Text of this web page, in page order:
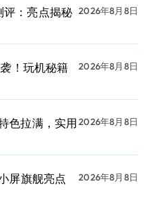
评：亮点揭秘 2026年8月8日
！玩机秘籍
2026年8月8日
色拉满，实用2026年8月8日
屏旗舰亮点
2026年8月8日